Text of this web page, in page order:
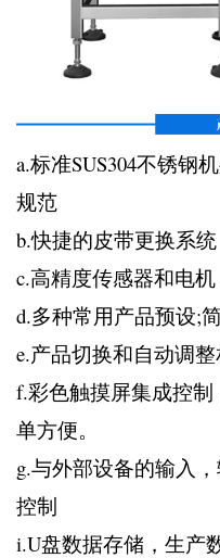
a.标准SUS304不锈钢
规范
b.快捷的皮带更换系
c.高精度传感器和电
d.多种常用产品预设;
e.产品切换和自动调
f.彩色触摸屏集成控
单方便。
g.与外部设备的输入
控制
i.U盘数据存储，生产